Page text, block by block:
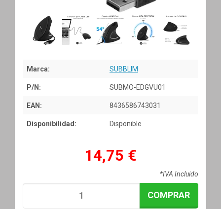
Marca: SUBBLIM
P/N: SUBMO-EDGVU01
EAN: 8436586743031
Disponibilidad: Disponible
14,75 €
*IVA Incluido
COMPRAR